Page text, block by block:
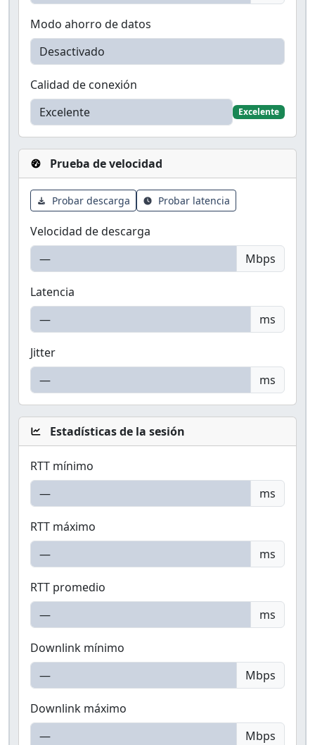
Modo ahorro de datos
Calidad de conexión
Excelente
Prueba de velocidad
Probar descarga Probar latencia
Velocidad de descarga
Mbps
Latencia
ms
Jitter
ms
Estadísticas de la sesión
RTT mínimo
ms
RTT máximo
ms
RTT promedio
ms
Downlink mínimo
Mbps
Downlink máximo
Mbps